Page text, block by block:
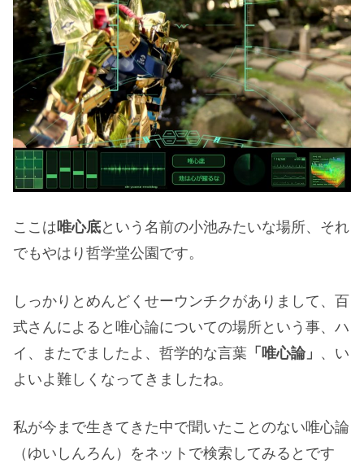
ここは唯心底という名前の小池みたいな場所、それ
でもやはり哲学堂公園です。
しっかりとめんどくせーウンチクがありまして、百
式さんによると唯心論についての場所という事、ハ
イ、またでましたよ、哲学的な言葉 「唯心論」 、い
よいよ難しくなってきましたね。
私が今まで生きてきた中で聞いたことのない唯心論
（ゆいしんろん）をネットで検索してみるとです